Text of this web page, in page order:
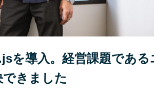
を導入。経営課題である
きました